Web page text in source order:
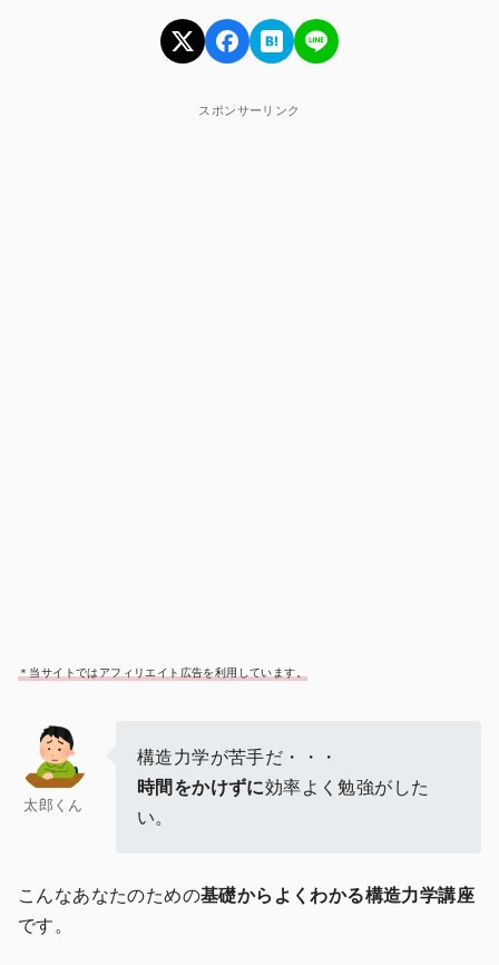
スポンサーリンク
＊当サイトではアフィリエイト広告を利用しています。
太郎くん
構造力学が苦手だ・・・
時間をかけずに効率よく勉強がした
い。
こんなあなたのための基礎からよくわかる構造力学講座
です。